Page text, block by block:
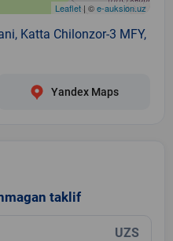
Leaflet | ©e-auksion.uz
Katta Chilonzor-3 MFY,
Yandex Maps
taklif
UZS